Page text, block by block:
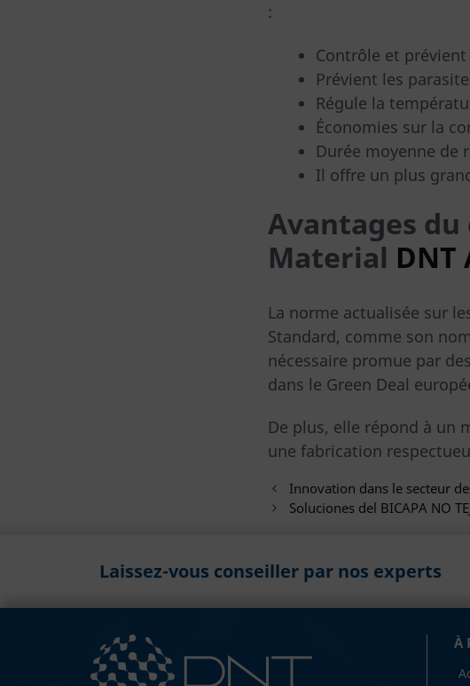
:
Contrôle et
Prévient les
Régule la
Économies sur la
Durée moyenne de
Il offre un plus
Avantages du
Material DNT
La norme actualisée sur
Standard, comme son
nécessaire promue par
dans le Green Deal
De plus, elle répond à un
une fabrication
Innovation dans le secteur
Soluciones del BICAPA NO
Laissez-vous conseiller par nos experts
À